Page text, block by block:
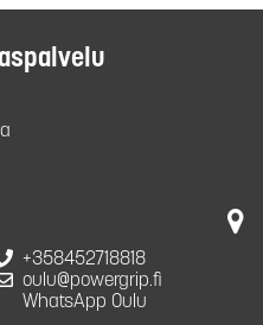
+358452718818
oulu@powergrip.fi
WhatsApp Oulu